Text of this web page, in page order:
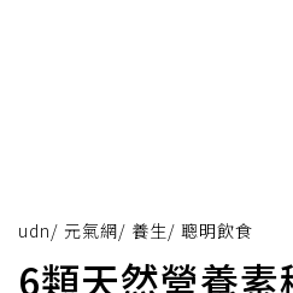
udn/ 元氣網/ 養生/ 聰明飲食
6類天然營養素